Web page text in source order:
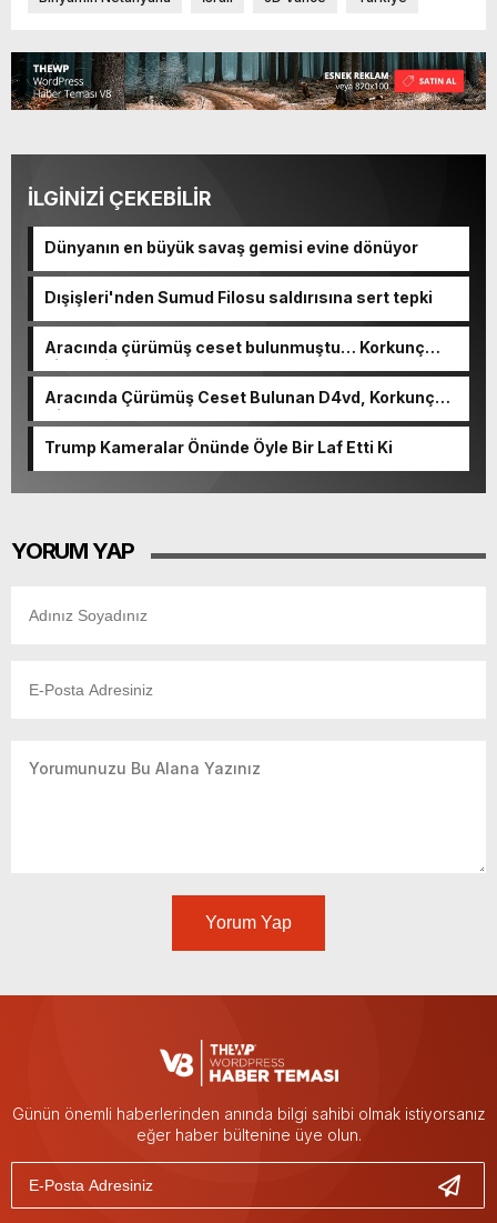
İLGİNİZİ ÇEKEBİLİR
Dünyanın en büyük savaş gemisi evine dönüyor
Dışişleri'nden Sumud Filosu saldırısına sert tepki
Aracında çürümüş ceset bulunmuştu… Korkunç
cinayetin detayları ortaya çıktı
Aracında Çürümüş Ceset Bulunan D4vd, Korkunç
Cinayetle Yargılanıyor
Trump Kameralar Önünde Öyle Bir Laf Etti Ki
YORUM YAP
Yorum Yap
Günün önemli haberlerinden anında bilgi sahibi olmak istiyorsanız
eğer haber bültenine üye olun.